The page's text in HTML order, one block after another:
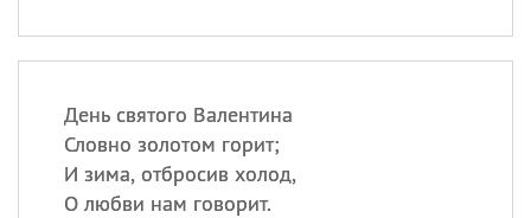
День святого Валентина
Словно золотом горит;
И зима, отбросив холод,
О любви нам говорит.